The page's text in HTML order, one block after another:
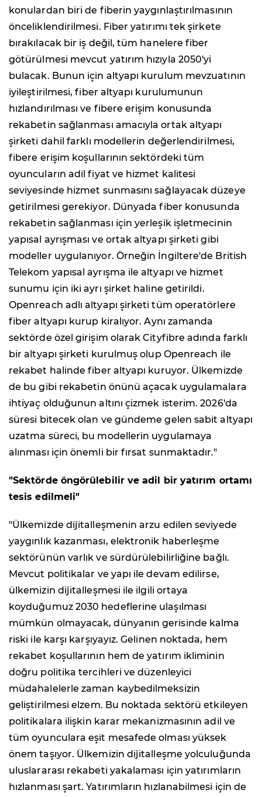
konulardan biri de fiberin yaygınlaştırılmasının
önceliklendirilmesi. Fiber yatırımı tek şirkete
bırakılacak bir iş değil, tüm hanelere fiber
götürülmesi mevcut yatırım hızıyla 2050'yi
bulacak. Bunun için altyapı kurulum mevzuatının
iyileştirilmesi, fiber altyapı kurulumunun
hızlandırılması ve fibere erişim konusunda
rekabetin sağlanması amacıyla ortak altyapı
şirketi dahil farklı modellerin değerlendirilmesi,
fibere erişim koşullarının sektördeki tüm
oyuncuların adil fiyat ve hizmet kalitesi
seviyesinde hizmet sunmasını sağlayacak düzeye
getirilmesi gerekiyor. Dünyada fiber konusunda
rekabetin sağlanması için yerleşik işletmecinin
yapısal ayrışması ve ortak altyapı şirketi gibi
modeller uygulanıyor. Örneğin İngiltere'de British
Telekom yapısal ayrışma ile altyapı ve hizmet
sunumu için iki ayrı şirket haline getirildi.
Openreach adlı altyapı şirketi tüm operatörlere
fiber altyapı kurup kiralıyor. Aynı zamanda
sektörde özel girişim olarak Cityfibre adında farklı
bir altyapı şirketi kurulmuş olup Openreach ile
rekabet halinde fiber altyapı kuruyor. Ülkemizde
de bu gibi rekabetin önünü açacak uygulamalara
ihtiyaç olduğunun altını çizmek isterim. 2026'da
süresi bitecek olan ve gündeme gelen sabit altyapı
uzatma süreci, bu modellerin uygulamaya
alınması için önemli bir fırsat sunmaktadır."
"Sektörde öngörülebilir ve adil bir yatırım ortamı
tesis edilmeli"
"Ülkemizde dijitalleşmenin arzu edilen seviyede
yaygınlık kazanması, elektronik haberleşme
sektörünün varlık ve sürdürülebilirliğine bağlı.
Mevcut politikalar ve yapı ile devam edilirse,
ülkemizin dijitalleşmesi ile ilgili ortaya
koyduğumuz 2030 hedeflerine ulaşılması
mümkün olmayacak, dünyanın gerisinde kalma
riski ile karşı karşıyayız. Gelinen noktada, hem
rekabet koşullarının hem de yatırım ikliminin
doğru politika tercihleri ve düzenleyici
müdahalelerle zaman kaybedilmeksizin
geliştirilmesi elzem. Bu noktada sektörü etkileyen
politikalara ilişkin karar mekanizmasının adil ve
tüm oyunculara eşit mesafede olması yüksek
önem taşıyor. Ülkemizin dijitalleşme yolculuğunda
uluslararası rekabeti yakalaması için yatırımların
hızlanması şart. Yatırımların hızlanabilmesi için de